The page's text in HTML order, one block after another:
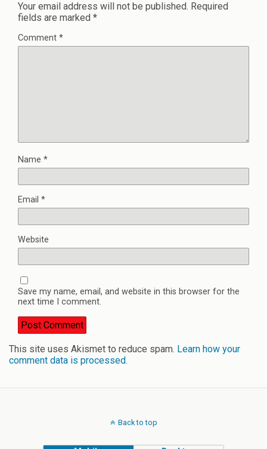
Your email address will not be published. Required
fields are marked *
Comment *
Name *
Email *
Website
Save my name, email, and website in this browser for the
next time I comment.
This site uses Akismet to reduce spam. Learn how your
comment data is processed.
Back to top